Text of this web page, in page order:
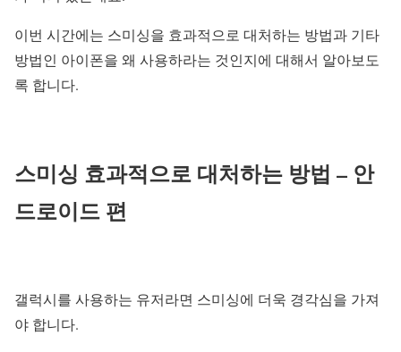
이번 시간에는 스미싱을 효과적으로 대처하는 방법과 기타
방법인 아이폰을 왜 사용하라는 것인지에 대해서 알아보도
록 합니다.
스미싱 효과적으로 대처하는 방법 – 안
드로이드 편
갤럭시를 사용하는 유저라면 스미싱에 더욱 경각심을 가져
야 합니다.